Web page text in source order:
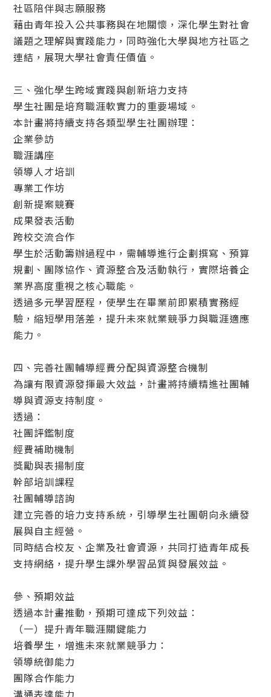
社區陪伴與志願服務
藉由青年投入公共事務與在地關懷，深化學生對社會
議題之理解與實踐能力，同時強化大學與地方社區之
連結，展現大學社會責任價值。
三、強化學生跨域實踐與創新培力支持
學生社團是培育職涯軟實力的重要場域。
本計畫將持續支持各類型學生社團辦理：
企業參訪
職涯講座
領導人才培訓
專業工作坊
創新提案競賽
成果發表活動
跨校交流合作
學生於活動籌辦過程中，需輔導進行企劃撰寫、預算
規劃、團隊協作、資源整合及活動執行，實際培養企
業界高度重視之核心職能。
透過多元學習歷程，使學生在畢業前即累積實務經
驗，縮短學用落差，提升未來就業競爭力與職涯適應
能力。
四、完善社團輔導經費分配與資源整合機制
為讓有限資源發揮最大效益，計畫將持續精進社團輔
導與資源支持制度。
透過：
社團評鑑制度
經費補助機制
獎勵與表揚制度
幹部培訓課程
社團輔導諮詢
建立完善的培力支持系統，引導學生社團朝向永續發
展與自主經營。
同時結合校友、企業及社會資源，共同打造青年成長
支持網絡，提升學生課外學習品質與發展效益。
參、預期效益
透過本計畫推動，預期可達成下列效益：
（一）提升青年職涯關鍵能力
培養學生，增進未來就業競爭力：
領導統御能力
團隊合作能力
溝通表達能力